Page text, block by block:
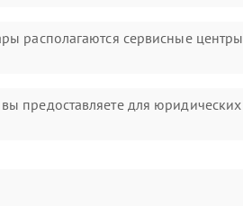
располагаются сервисные центры
предоставляете для юридических